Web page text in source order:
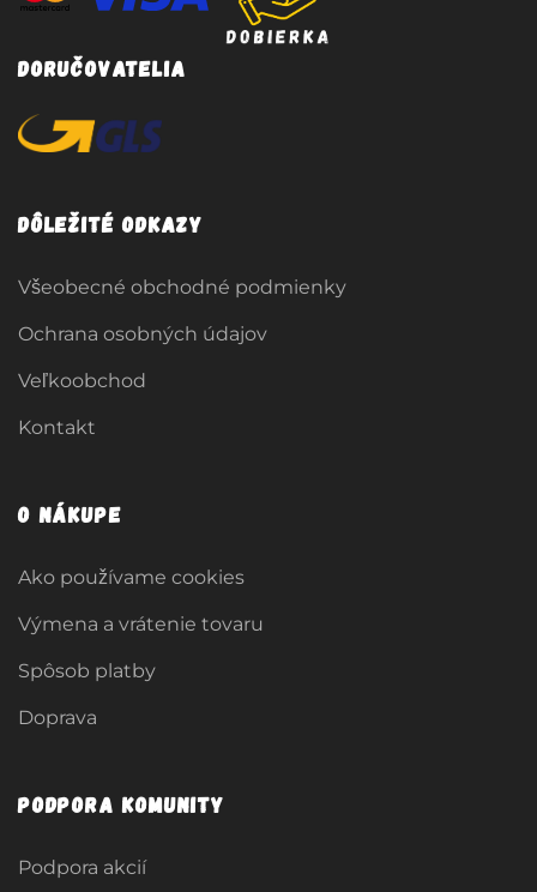
Doručovatelia
Dôležité odkazy
Všeobecné obchodné podmienky
Ochrana osobných údajov
Veľkoobchod
Kontakt
O nákupe
Ako používame cookies
Výmena a vrátenie tovaru
Spôsob platby
Doprava
Podpora komunity
Podpora akcií